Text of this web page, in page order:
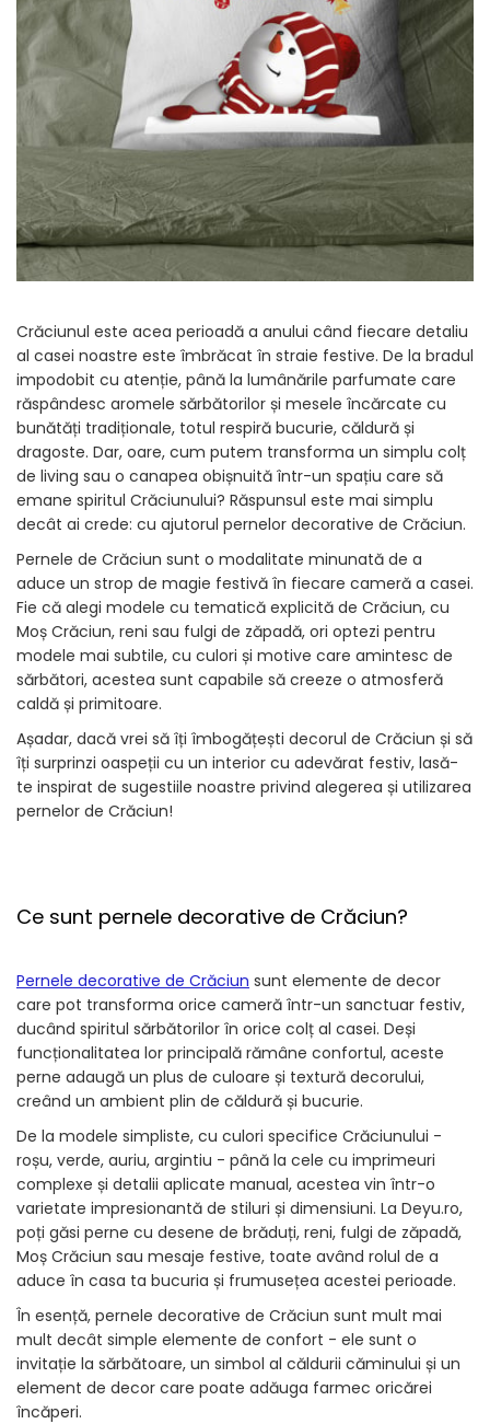
Tricouri Diverse
Tricouri Azi esti Tanar si maine...
Tricouri Motivationale
Tricouri Mamici
Tricouri Pensionari
Tricouri Animalute
Tricouri Stari
Tricouri Gameri
Tricouri Mesaje Virale
Tricouri Zicale Romanesti
Tricouri Copii
Crăciunul este acea perioadă a anului când fiecare detaliu
al casei noastre este îmbrăcat în straie festive. De la bradul
impodobit cu atenție, până la lumânările parfumate care
răspândesc aromele sărbătorilor și mesele încărcate cu
bunătăți tradiționale, totul respiră bucurie, căldură și
dragoste. Dar, oare, cum putem transforma un simplu colț
de living sau o canapea obișnuită într-un spațiu care să
emane spiritul Crăciunului? Răspunsul este mai simplu
decât ai crede: cu ajutorul pernelor decorative de Crăciun.
Pernele de Crăciun sunt o modalitate minunată de a
aduce un strop de magie festivă în fiecare cameră a casei.
Fie că alegi modele cu tematică explicită de Crăciun, cu
Moș Crăciun, reni sau fulgi de zăpadă, ori optezi pentru
modele mai subtile, cu culori și motive care amintesc de
sărbători, acestea sunt capabile să creeze o atmosferă
caldă și primitoare.
Așadar, dacă vrei să îți îmbogățești decorul de Crăciun și să
îți surprinzi oaspeții cu un interior cu adevărat festiv, lasă-
te inspirat de sugestiile noastre privind alegerea și utilizarea
pernelor de Crăciun!
Ce sunt pernele decorative de Crăciun?
Pernele decorative de Crăciun sunt elemente de decor
care pot transforma orice cameră într-un sanctuar festiv,
ducând spiritul sărbătorilor în orice colț al casei. Deși
funcționalitatea lor principală rămâne confortul, aceste
perne adaugă un plus de culoare și textură decorului,
creând un ambient plin de căldură și bucurie.
De la modele simpliste, cu culori specifice Crăciunului -
roșu, verde, auriu, argintiu - până la cele cu imprimeuri
complexe și detalii aplicate manual, acestea vin într-o
varietate impresionantă de stiluri și dimensiuni. La Deyu.ro,
poți găsi perne cu desene de brăduți, reni, fulgi de zăpadă,
Moș Crăciun sau mesaje festive, toate având rolul de a
aduce în casa ta bucuria și frumusețea acestei perioade.
În esență, pernele decorative de Crăciun sunt mult mai
mult decât simple elemente de confort - ele sunt o
invitație la sărbătoare, un simbol al căldurii căminului și un
element de decor care poate adăuga farmec oricărei
încăperi.